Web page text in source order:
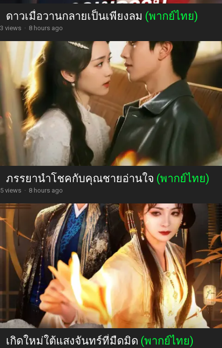
ดาวเมื่อวานกลายเป็นเพียงลม (พากย์ไทย)
3 views · 8 hours ago
ภรรยานำโชคกับคุณชายอ่านใจ (พากย์ไทย)
5 views · 8 hours ago
เกิดใหม่ใต้แสงจันทร์ที่มืดมิด (พากย์ไทย)